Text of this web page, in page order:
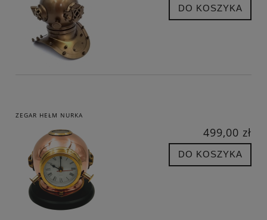
DO KOSZYKA
ZEGAR HEŁM NURKA
499,00 zł
DO KOSZYKA